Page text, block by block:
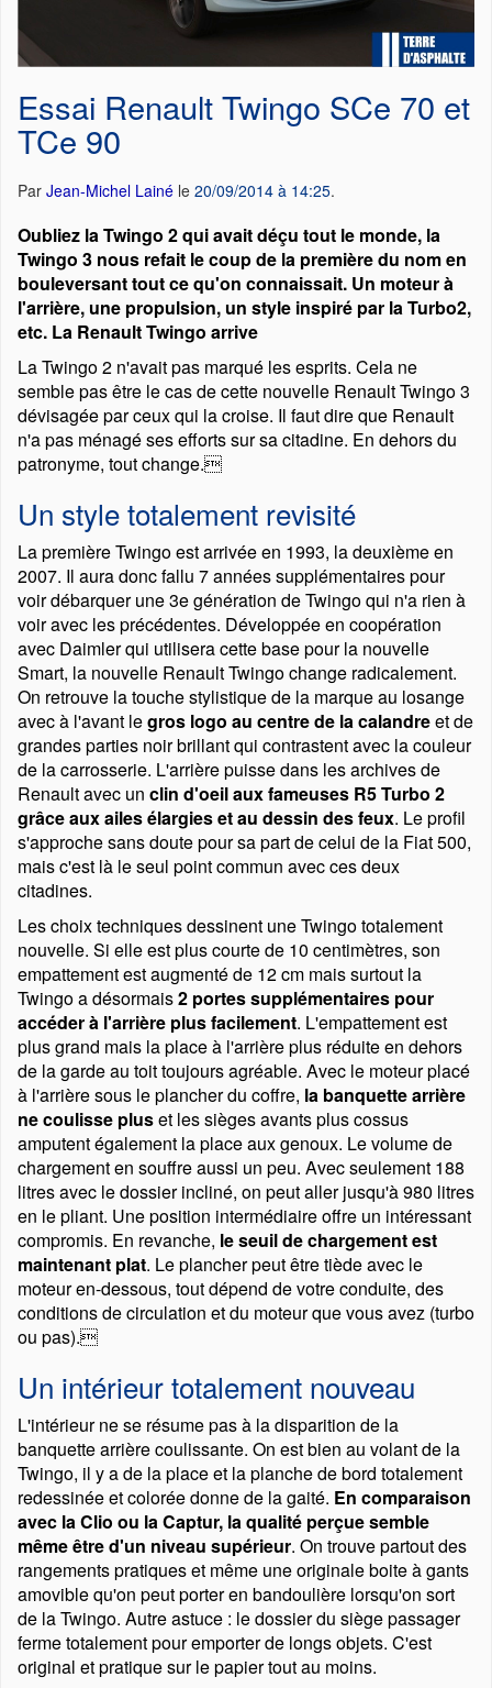
Essai Renault Twingo SCe 70 et
TCe 90
Par Jean-Michel Lainé le 20/09/2014 à 14:25.
Oubliez la Twingo 2 qui avait déçu tout le monde, la
Twingo 3 nous refait le coup de la première du nom en
bouleversant tout ce qu'on connaissait. Un moteur à
l'arrière, une propulsion, un style inspiré par la Turbo2,
etc. La Renault Twingo arrive
La Twingo 2 n'avait pas marqué les esprits. Cela ne
semble pas être le cas de cette nouvelle Renault Twingo 3
dévisagée par ceux qui la croise. Il faut dire que Renault
n'a pas ménagé ses efforts sur sa citadine. En dehors du
patronyme, tout change.
Un style totalement revisité
La première Twingo est arrivée en 1993, la deuxième en
2007. Il aura donc fallu 7 années supplémentaires pour
voir débarquer une 3e génération de Twingo qui n'a rien à
voir avec les précédentes. Développée en coopération
avec Daimler qui utilisera cette base pour la nouvelle
Smart, la nouvelle Renault Twingo change radicalement.
On retrouve la touche stylistique de la marque au losange
avec à l'avant legros logo au centre de la calandreet de
grandes parties noir brillant qui contrastent avec la couleur
de la carrosserie. L'arrière puisse dans les archives de
Renault avec un clin d'oeil aux fameuses R5 Turbo 2
grâce aux ailes élargies et au dessin des feux. Le profil
s'approche sans doute pour sa part de celui de la Fiat 500,
mais c'est là le seul point commun avec ces deux
citadines.
Les choix techniques dessinent une Twingo totalement
nouvelle. Si elle est plus courte de 10 centimètres, son
empattement est augmenté de 12 cm mais surtout la
Twingo a désormais2 portes supplémentaires pour
accéder à l'arrière plus facilement. L'empattement est
plus grand mais la place à l'arrière plus réduite en dehors
de la garde au toit toujours agréable. Avec le moteur placé
à l'arrière sous le plancher du coffre, la banquette arrière
ne coulisse pluset les sièges avants plus cossus
amputent également la place aux genoux. Le volume de
chargement en souffre aussi un peu. Avec seulement 188
litres avec le dossier incliné, on peut aller jusqu'à 980 litres
en le pliant. Une position intermédiaire offre un intéressant
compromis. En revanche, le seuil de chargement est
maintenant plat. Le plancher peut être tiède avec le
moteur en-dessous, tout dépend de votre conduite, des
conditions de circulation et du moteur que vous avez (turbo
ou pas).
Un intérieur totalement nouveau
L'intérieur ne se résume pas à la disparition de la
banquette arrière coulissante. On est bien au volant de la
Twingo, il y a de la place et la planche de bord totalement
redessinée et colorée donne de la gaité. En comparaison
avec la Clio ou la Captur, la qualité perçue semble
même être d'un niveau supérieur. On trouve partout des
rangements pratiques et même une originale boite à gants
amovible qu'on peut porter en bandoulière lorsqu'on sort
de la Twingo. Autre astuce : le dossier du siège passager
ferme totalement pour emporter de longs objets. C'est
original et pratique sur le papier tout au moins.